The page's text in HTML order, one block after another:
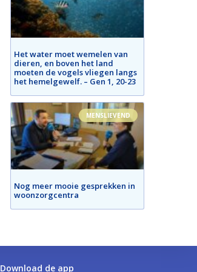
Het water moet wemelen van
dieren, en boven het land
moeten de vogels vliegen langs
het hemelgewelf. – Gen 1, 20-23
MENSLIEVEND
Nog meer mooie gesprekken in
woonzorgcentra
Download de app